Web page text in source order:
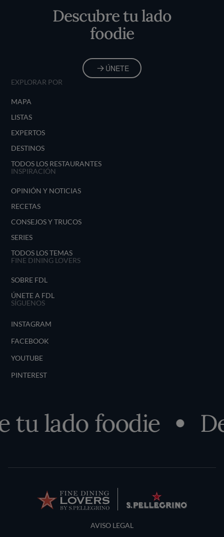
Descubre tu lado
foodie
ÚNETE
EXPLORAR POR
MAPA
LISTAS
EXPERTOS
DESTINOS
TODOS LOS RESTAURANTES
INSPIRACIÓN
OPINIÓN Y NOTICIAS
RECETAS
CONSEJOS Y TRUCOS
SERIES
TODOS LOS TEMAS
FINE DINING LOVERS
SOBRE FDL
ÚNETE A FDL
SÍGUENOS
INSTAGRAM
FACEBOOK
YOUTUBE
PINTEREST
lado foodie
Terms and Conditions
AVISO LEGAL